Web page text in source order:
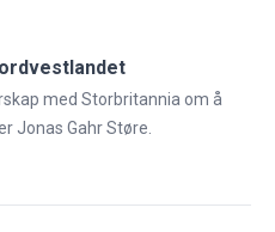
med Storbritannia om å
Jonas Gahr Støre.